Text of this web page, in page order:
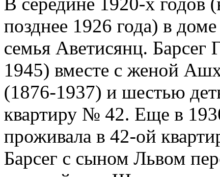
позднее 1926 года) в
семья Аветисянц. Барсег
1945) вместе с женой
(1876-1937) и шестью
квартиру № 42. Еще в
проживала в 42-ой
Барсег с сыном Львом